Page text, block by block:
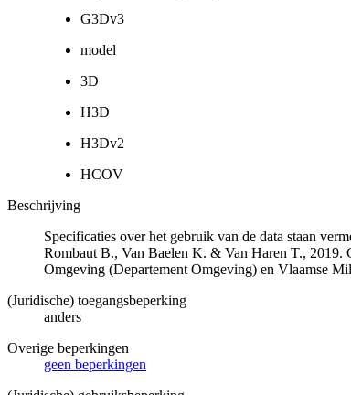
G3Dv3
model
3D
H3D
H3Dv2
HCOV
Beschrijving
Specificaties over het gebruik van de data staan
Rombaut B., Van Baelen K. & Van Haren T., 2019.
Omgeving (Departement Omgeving) en Vlaamse
(Juridische) toegangsbeperking
anders
Overige beperkingen
geen beperkingen